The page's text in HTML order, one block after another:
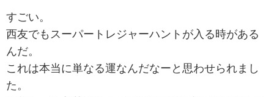
すごい。
西友でもスーパートレジャーハントが入る時がある
んだ。
これは本当に単なる運なんだなーと思わせられまし
た。